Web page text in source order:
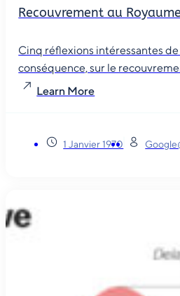
Recouvrement au
Cinq réflexions intéressantes
conséquence, sur le
Learn More
1 Janvier 1970